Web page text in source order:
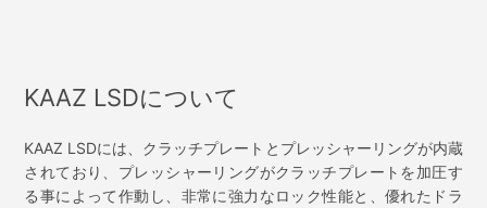
KAAZ LSDについて
KAAZ LSDには、クラッチプレートとプレッシャーリングが内蔵
されており、プレッシャーリングがクラッチプレートを加圧す
る事によって作動し、非常に強力なロック性能と、優れたドラ